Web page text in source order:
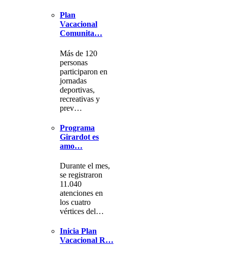
Plan
Vacacional
Comunita…
Más de 120
personas
participaron en
jornadas
deportivas,
recreativas y
prev…
Programa
Girardot es
amo…
Durante el mes,
se registraron
11.040
atenciones en
los cuatro
vértices del…
Inicia Plan
Vacacional R…